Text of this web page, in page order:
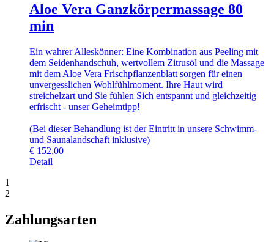
Aloe Vera Ganzkörpermassage 80
min
Ein wahrer Alleskönner: Eine Kombination aus Peeling mit
dem Seidenhandschuh, wertvollem Zitrusöl und die Massage
mit dem Aloe Vera Frischpflanzenblatt sorgen für einen
unvergesslichen Wohlfühlmoment. Ihre Haut wird
streichelzart und Sie fühlen Sich entspannt und gleichzeitig
erfrischt - unser Geheimtipp!
(Bei dieser Behandlung ist der Eintritt in unsere Schwimm-
und Saunalandschaft inklusive)
€ 152,00
Detail
1
2
Zahlungsarten